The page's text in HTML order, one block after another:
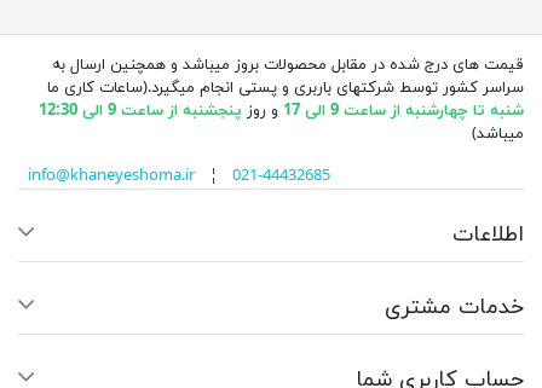
قیمت های درج شده در مقابل محصولات بروز میباشد و همچنین ارسال به
سراسر کشور توسط شرکتهای باربری و پستی انجام میگیرد.(ساعات کاری ما
شنبه تا چهارشنبه از ساعت 9 الی 17
و روز پنجشنبه از ساعت 9 الی 12:30
میباشد)
info@khaneyeshoma.ir¦ 021-44432685
اطلاعات
خدمات مشتری
حساب کاربری شما